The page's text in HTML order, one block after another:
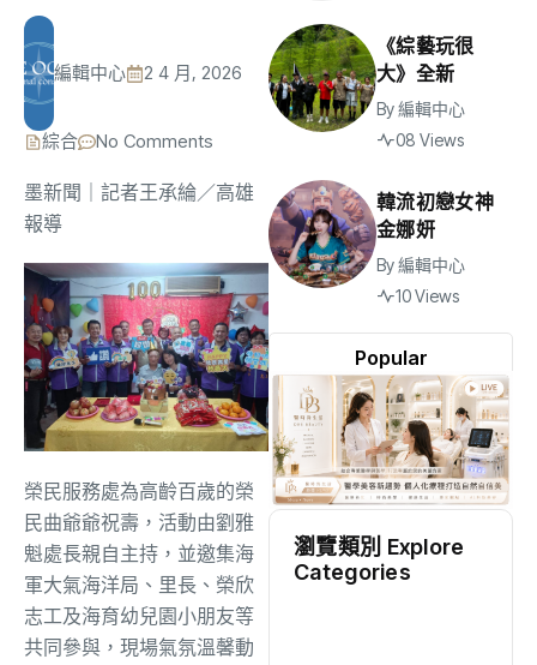
編輯中心 2 4 月, 2026
綜合 No Comments
墨新聞 ｜記者王承綸／高雄
報導
榮民服務處為高齡百歲的榮
民曲爺爺祝壽，活動由劉雅
魁處長親自主持，並邀集海
軍大氣海洋局、里長、榮欣
志工及海育幼兒園小朋友等
共同參與，現場氣氛溫馨動
Popular
《綜藝玩很
大》全新
By編輯中心
08 Views
韓流初戀女神
金娜妍
By編輯中心
10 Views
瀏覽類別 Explore
Categories